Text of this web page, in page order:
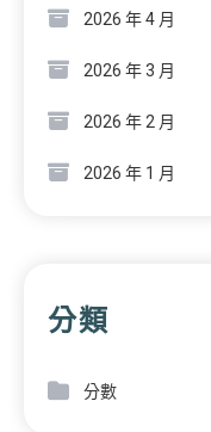
2026 年 4 月
2026 年 3 月
2026 年 2 月
2026 年 1 月
分類
分數